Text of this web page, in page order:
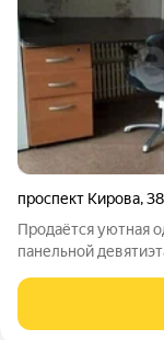
проспект Кирова,
Продаётся уютная
панельной
освещение. Есть
обустроить зону